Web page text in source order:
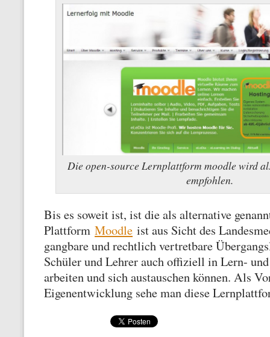
Die open-source Lernplattform moodle wird
empfohlen.
Bis es soweit ist, ist die als alternative
Plattform Moodle ist aus Sicht des
gangbare und rechtlich vertretbare
Schüler und Lehrer auch offiziell in Lern-
arbeiten und sich austauschen können. Als
Eigenentwicklung sehe man diese